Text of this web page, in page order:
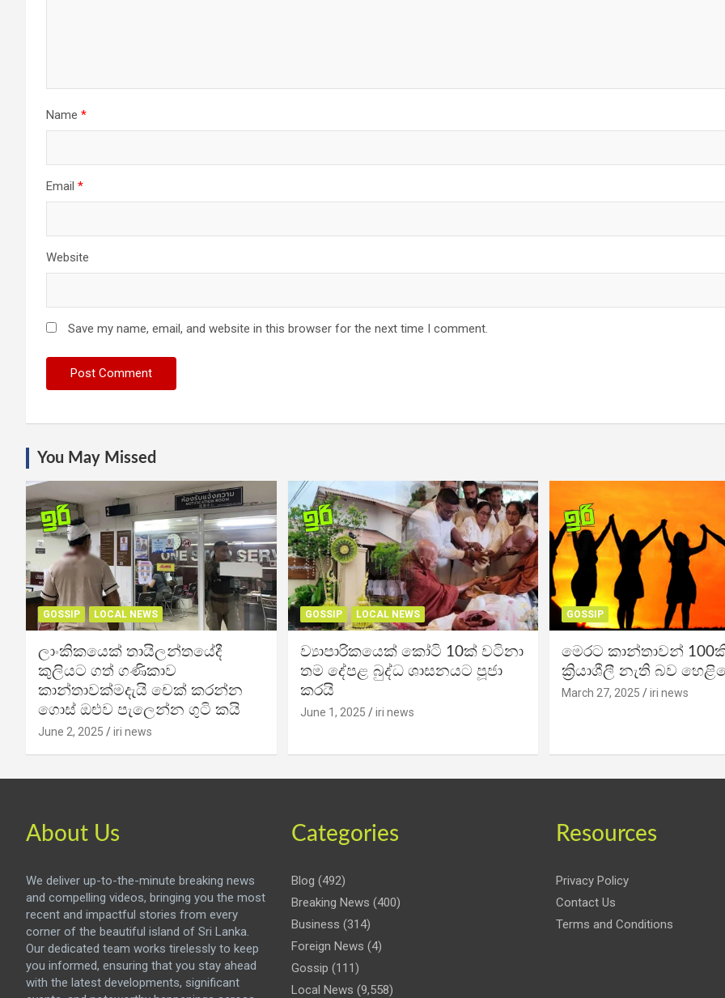
Name *
Email *
Website
Save my name, email, and website in this browser for the next time I comment.
You May Missed
GOSSIP LOCAL NEWS
ලාංකිකයෙක් තායිලන්තයේදී
කුලියට ගත් ගණිකාව
කාන්තාවක්මදැයි චෙක් කරන්න
ගොස් ඔළුව පැලෙන්න ගුටි කයි
June 2, 2025 iri news
GOSSIP LOCAL NEWS
ව්‍යාපාරිකයෙක් කෝටි 10ක් වටිනා
තම දේපළ බුද්ධ ශාසනයට පූජා
කරයි
June 1, 2025 iri news
GOSSIP
මෙරට කාන්තාවන්
ක්‍රියාශීලී නැති බව
March 27, 2025 iri news
About Us
We deliver up-to-the-minute breaking news
and compelling videos, bringing you the most
recent and impactful stories from every
corner of the beautiful island of Sri Lanka.
Our dedicated team works tirelessly to keep
you informed, ensuring that you stay ahead
with the latest developments, significant
Categories
Blog (492)
Breaking News (400)
Business (314)
Foreign News (4)
Gossip (111)
Local News (9,558)
Resources
Privacy Policy
Contact Us
Terms and Conditions